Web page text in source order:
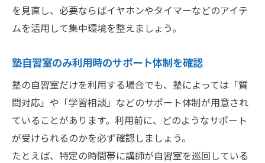
を見直し、必要ならばイヤホンやタイマーなどのアイテ
ムを活用して集中環境を整えましょう。
塾自習室のみ利用時のサポート体制を確認
塾の自習室だけを利用する場合でも、塾によっては「質
問対応」や「学習相談」などのサポート体制が用意され
ていることがあります。利用前に、どのようなサポート
が受けられるのかを必ず確認しましょう。
たとえば、特定の時間帯に講師が自習室を巡回している